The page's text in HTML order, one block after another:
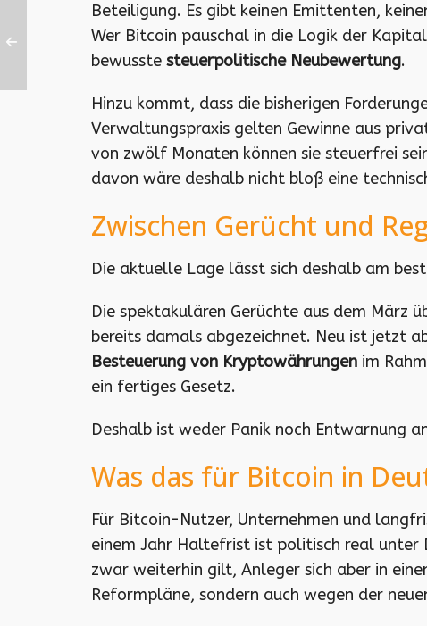
Beteiligung. Es gibt keinen Emittenten,
Wer Bitcoin pauschal in die Logik der
bewusste steuerpolitische Neubewertung.
Hinzu kommt, dass die bisherigen
Verwaltungspraxis gelten Gewinne aus
von zwölf Monaten können sie steuerfrei
davon wäre deshalb nicht bloß eine
Zwischen Gerücht und
Die aktuelle Lage lässt sich deshalb am
Die spektakulären Gerüchte aus dem März
bereits damals abgezeichnet. Neu ist jetzt
Besteuerung von Kryptowährungen im
ein fertiges Gesetz.
Deshalb ist weder Panik noch Entwarnung
Was das für Bitcoin in
Für Bitcoin-Nutzer, Unternehmen und
einem Jahr Haltefrist ist politisch real unter
zwar weiterhin gilt, Anleger sich aber in
Reformpläne, sondern auch wegen der